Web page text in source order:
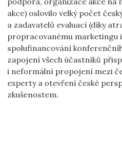
akce) oslovilo velký počet
a zadavatelů evaluací (díky
propracovanému marketingu
spolufinancování
zapojení všech účastníků
i neformální propojení mezi
experty a otevření české
zkušenostem.